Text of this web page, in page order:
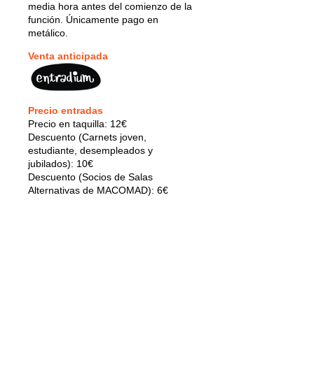
media hora antes del comienzo de la
función. Únicamente pago en
metálico.
Venta anticipada
Precio entradas
Precio en taquilla: 12€
Descuento (Carnets joven,
estudiante, desempleados y
jubilados): 10€
Descuento (Socios de Salas
Alternativas de MACOMAD): 6€